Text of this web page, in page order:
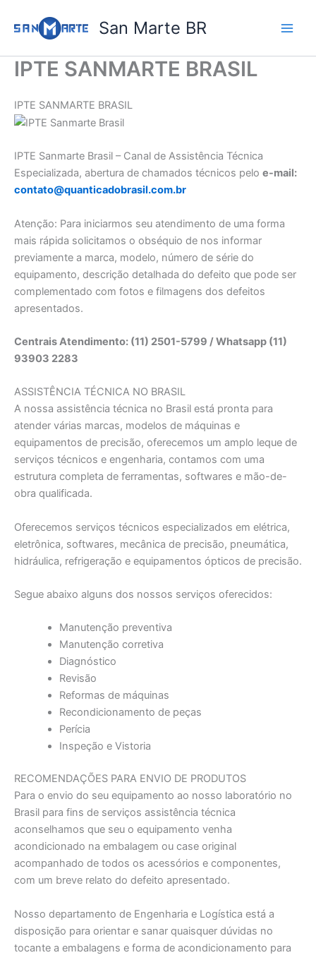
para
conteúdo
San Marte BR
IPTE SANMARTE BRASIL
IPTE SANMARTE BRASIL
IPTE Sanmarte Brasil – Canal de Assistência Técnica
Especializada, abertura de chamados técnicos pelo e-mail:
contato@quanticadobrasil.com.br
Atenção: Para iniciarmos seu atendimento de uma forma
mais rápida solicitamos o obséquio de nos informar
previamente a marca, modelo, número de série do
equipamento, descrição detalhada do defeito que pode ser
complementado com fotos e filmagens dos defeitos
apresentados.
Centrais Atendimento: (11) 2501-5799 / Whatsapp (11)
93903 2283
ASSISTÊNCIA TÉCNICA NO BRASIL
A nossa assistência técnica no Brasil está pronta para
atender várias marcas, modelos de máquinas e
equipamentos de precisão, oferecemos um amplo leque de
serviços técnicos e engenharia, contamos com uma
estrutura completa de ferramentas, softwares e mão-de-
obra qualificada.
Oferecemos serviços técnicos especializados em elétrica,
eletrônica, softwares, mecânica de precisão, pneumática,
hidráulica, refrigeração e equipamentos ópticos de precisão.
Segue abaixo alguns dos nossos serviços oferecidos:
Manutenção preventiva
Manutenção corretiva
Diagnóstico
Revisão
Reformas de máquinas
Recondicionamento de peças
Perícia
Inspeção e Vistoria
RECOMENDAÇÕES PARA ENVIO DE PRODUTOS
Para o envio do seu equipamento ao nosso laboratório no
Brasil para fins de serviços assistência técnica
aconselhamos que seu o equipamento venha
acondicionado na embalagem ou case original
acompanhado de todos os acessórios e componentes,
com um breve relato do defeito apresentado.
Nosso departamento de Engenharia e Logística está a
disposição para orientar e sanar quaisquer dúvidas no
tocante a embalagens e forma de acondicionamento para